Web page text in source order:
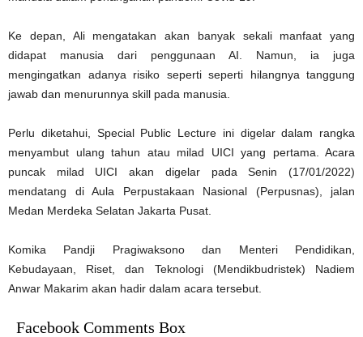
Ke depan, Ali mengatakan akan banyak sekali manfaat yang
didapat manusia dari penggunaan AI. Namun, ia juga
mengingatkan adanya risiko seperti seperti hilangnya tanggung
jawab dan menurunnya skill pada manusia.
Perlu diketahui, Special Public Lecture ini digelar dalam rangka
menyambut ulang tahun atau milad UICI yang pertama. Acara
puncak milad UICI akan digelar pada Senin (17/01/2022)
mendatang di Aula Perpustakaan Nasional (Perpusnas), jalan
Medan Merdeka Selatan Jakarta Pusat.
Komika Pandji Pragiwaksono dan Menteri Pendidikan,
Kebudayaan, Riset, dan Teknologi (Mendikbudristek) Nadiem
Anwar Makarim akan hadir dalam acara tersebut.
Facebook Comments Box